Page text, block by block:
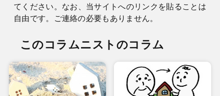
てください。なお、当サイトへのリンクを貼ることは
自由です。ご連絡の必要もありません。
このコラムニストのコラム